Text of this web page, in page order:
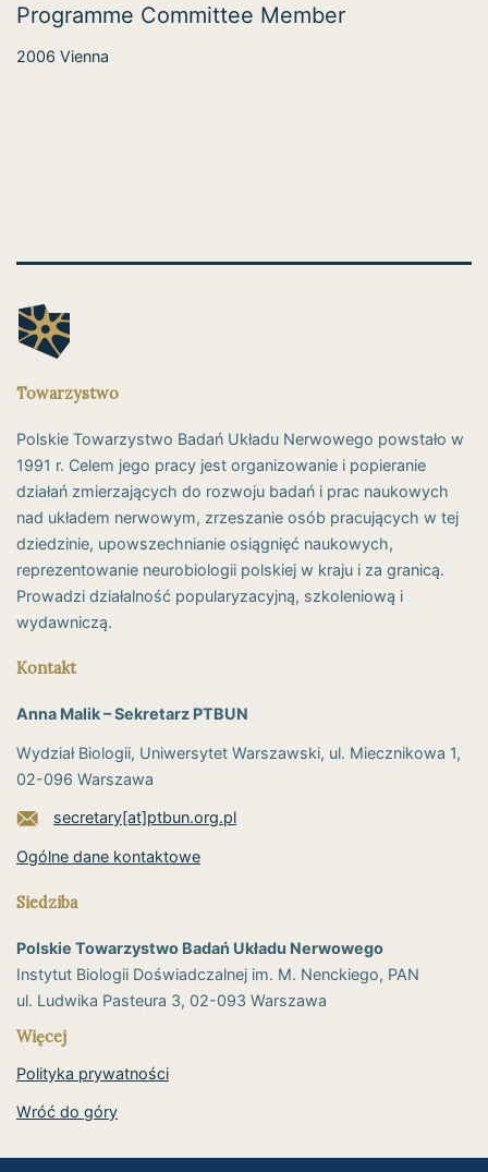
Programme Committee Member
2006 Vienna
Towarzystwo
Polskie Towarzystwo Badań Układu Nerwowego powstało w
1991 r. Celem jego pracy jest organizowanie i popieranie
działań zmierzających do rozwoju badań i prac naukowych
nad układem nerwowym, zrzeszanie osób pracujących w tej
dziedzinie, upowszechnianie osiągnięć naukowych,
reprezentowanie neurobiologii polskiej w kraju i za granicą.
Prowadzi działalność popularyzacyjną, szkoleniową i
wydawniczą.
Kontakt
Anna Malik – Sekretarz PTBUN
Wydział Biologii, Uniwersytet Warszawski, ul. Miecznikowa 1,
02-096 Warszawa
secretary[at]ptbun.org.pl
Ogólne dane kontaktowe
Siedziba
Polskie Towarzystwo Badań Układu Nerwowego
Instytut Biologii Doświadczalnej im. M. Nenckiego, PAN
ul. Ludwika Pasteura 3, 02-093 Warszawa
Więcej
Polityka prywatności
Wróć do góry